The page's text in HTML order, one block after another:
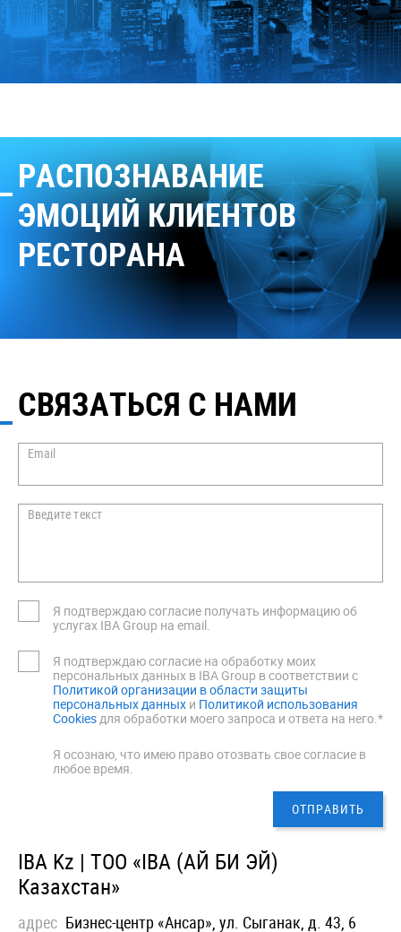
РАСПОЗНАВАНИЕ
ЭМОЦИЙ КЛИЕНТОВ
РЕСТОРАНА
СВЯЗАТЬСЯ С НАМИ
Email
Введите текст
Я подтверждаю согласие получать информацию об
услугах IBA Group на email.
Я подтверждаю согласие на обработку моих
персональных данных в IBA Group в соответствии с
Политикой организации в области защиты
персональных данных и Политикой использования
Cookiesдля обработки моего запроса и ответа на него.*
Я осознаю, что имею право отозвать свое согласие в
любое время.
IBA Kz | ТОО «IBA (АЙ БИ ЭЙ)
Казахстан»
адрес Бизнес-центр «Ансар», ул. Сыганак, д. 43, 6